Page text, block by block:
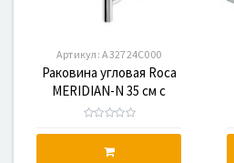
Артикул:A32724C000
Раковина угловая Roca
MERIDIAN-N 35 см с
отверстием